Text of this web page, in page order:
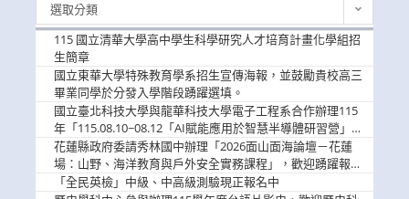
選取分類
115 國立清華大學高中學生科學研究人才培育計畫化學組招
生簡章
國立東華大學特殊教育學系招生宣傳海報，並鼓勵貴校高三
畢業同學於分發入學階段踴躍選填。
國立臺北科技大學與龍華科技大學電子工程系合作辦理115
年「115.08.10~08.12「AI賦能應用於智慧半導體研習營」，
歡迎學生踴躍報名參加
花蓮縣政府委請秀林國中辦理「2026面山面海論壇－花蓮
場：山野、海洋教育與戶外安全實務課程」，歡迎踴躍報名
參加
「全民英檢」中級、中高級測驗現正報名中